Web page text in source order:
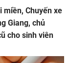
miền, Chuyến xe
Giang, chủ
cho sinh viên